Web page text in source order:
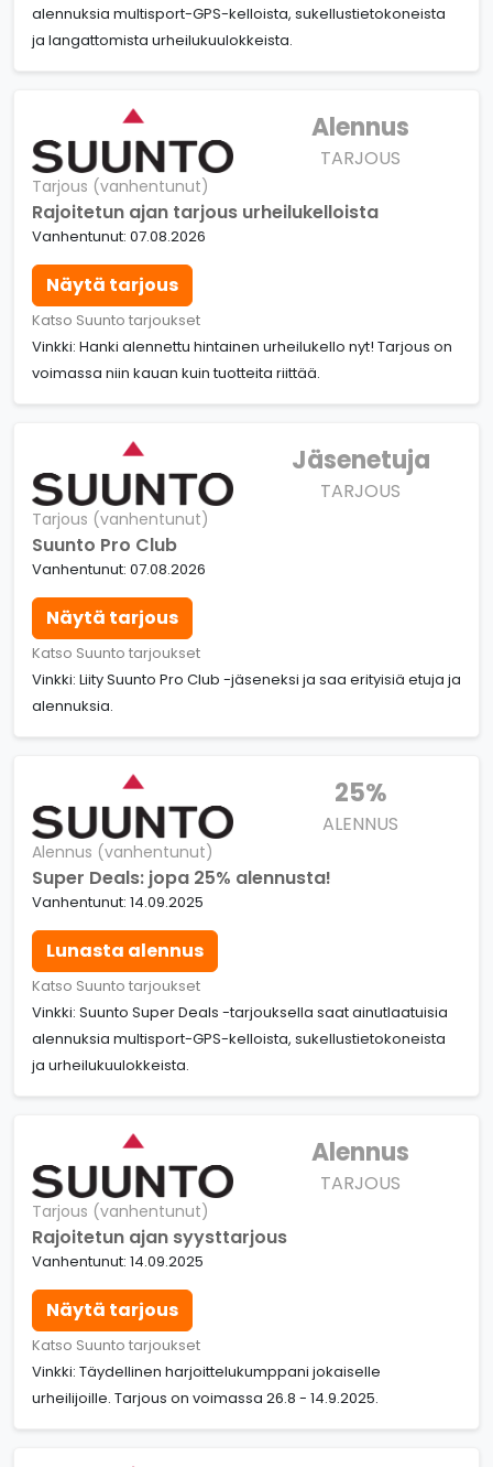
alennuksia multisport-GPS-kelloista, sukellustietokoneista
ja langattomista urheilukuulokkeista.
Alennus
TARJOUS
Tarjous (vanhentunut)
Rajoitetun ajan tarjous urheilukelloista
Vanhentunut: 07.08.2026
Näytä tarjous
Katso Suunto tarjoukset
Vinkki: Hanki alennettu hintainen urheilukello nyt! Tarjous on
voimassa niin kauan kuin tuotteita riittää.
Jäsenetuja
TARJOUS
Tarjous (vanhentunut)
Suunto Pro Club
Vanhentunut: 07.08.2026
Näytä tarjous
Katso Suunto tarjoukset
Vinkki: Liity Suunto Pro Club -jäseneksi ja saa erityisiä etuja ja
alennuksia.
25%
ALENNUS
Alennus (vanhentunut)
Super Deals: jopa 25% alennusta!
Vanhentunut: 14.09.2025
Lunasta alennus
Katso Suunto tarjoukset
Vinkki: Suunto Super Deals -tarjouksella saat ainutlaatuisia
alennuksia multisport-GPS-kelloista, sukellustietokoneista
ja urheilukuulokkeista.
Alennus
TARJOUS
Tarjous (vanhentunut)
Rajoitetun ajan syysttarjous
Vanhentunut: 14.09.2025
Näytä tarjous
Katso Suunto tarjoukset
Vinkki: Täydellinen harjoittelukumppani jokaiselle
urheilijoille. Tarjous on voimassa 26.8 - 14.9.2025.